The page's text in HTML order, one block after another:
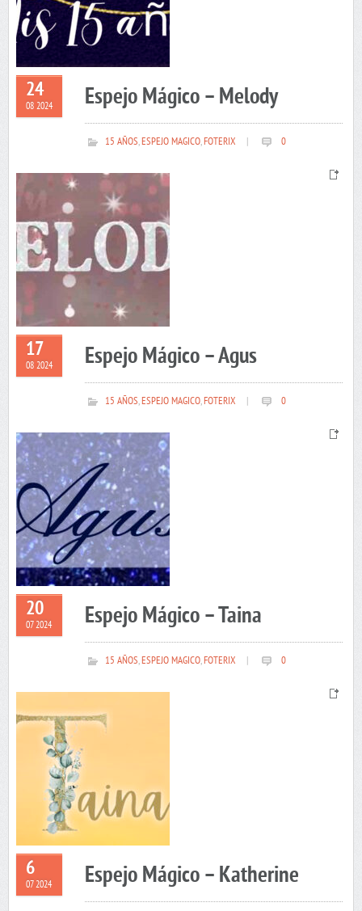
24
08 2024 Espejo Mágico – Melody
15 AÑOS,ESPEJO MAGICO,FOTERIX 0
17
08 2024 Espejo Mágico – Agus
15 AÑOS,ESPEJO MAGICO,FOTERIX 0
20
07 2024 Espejo Mágico – Taina
15 AÑOS,ESPEJO MAGICO,FOTERIX 0
6
07 2024 Espejo Mágico – Katherine